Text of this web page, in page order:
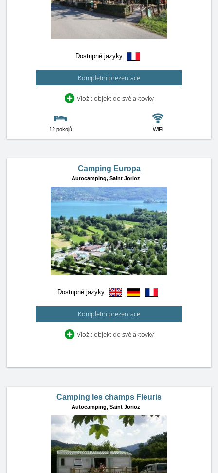
Dostupné jazyky:
Kompletní prezentace
Vložit objekt do své aktovky
12 pokojů WiFi
Camping Europa
Autocamping, Saint Jorioz
Dostupné jazyky:
Kompletní prezentace
Vložit objekt do své aktovky
Camping les champs Fleuris
Autocamping, Saint Jorioz